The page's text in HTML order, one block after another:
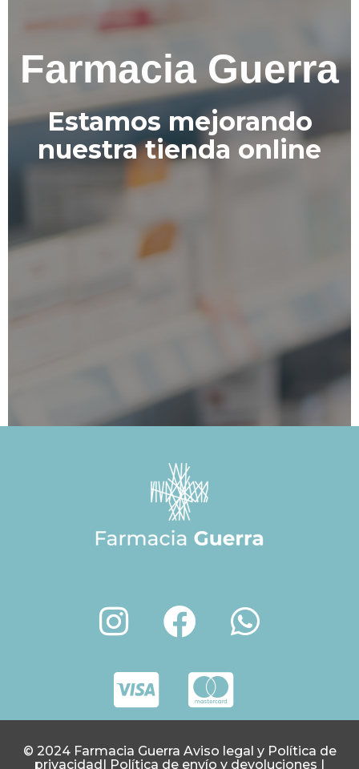
Farmacia Guerra
Estamos mejorando
nuestra tienda online
© 2024 Farmacia Guerra Aviso legal y Política de
privacidad
Política de envío y devoluciones